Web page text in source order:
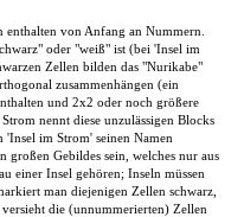
von Anfang an Nummern.
oder "weiß" ist (bei 'Insel im
Zellen bilden das "Nurikabe"
zusammenhängen (ein
und 2x2 oder noch größere
nennt diese unzulässigen Blocks
im Strom' seinen Namen
großen Gebildes sein, welches nur aus
einer Insel gehören; Inseln müssen
man diejenigen Zellen schwarz,
die (unnummerierten) Zellen